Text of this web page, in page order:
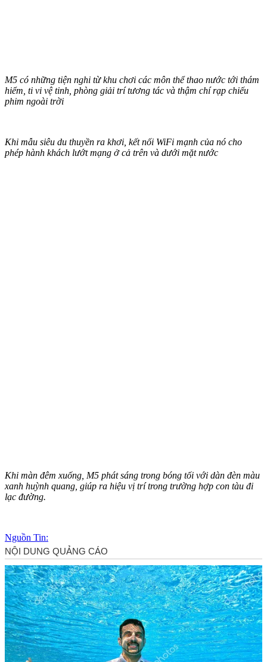
M5 có những tiện nghi từ khu chơi các môn thể thao nước tới thám
hiểm, ti vi vệ tinh, phòng giải trí tương tác và thậm chí rạp chiếu
phim ngoài trời
Khi mẫu siêu du thuyền ra khơi, kết nối WiFi mạnh của nó cho
phép hành khách lướt mạng ở cả trên và dưới mặt nước
Khi màn đêm xuống, M5 phát sáng trong bóng tối với dàn đèn màu
xanh huỳnh quang, giúp ra hiệu vị trí trong trường hợp con tàu đi
lạc đường.
Nguồn Tin: